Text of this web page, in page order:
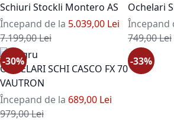
Schiuri Stockli Montero AS
Începand de la 5.039,00 Lei
Pret standard
7.199,00 Lei
Ochelari
Începand
Pret
749,00 Lei
-30%
OCHELARI SCHI CASCO FX 70
VAUTRON
Începand de la 689,00 Lei
Pret standard
979,00 Lei
-33%